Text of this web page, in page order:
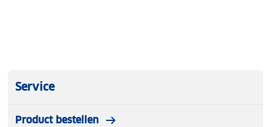
Service
Product bestellen